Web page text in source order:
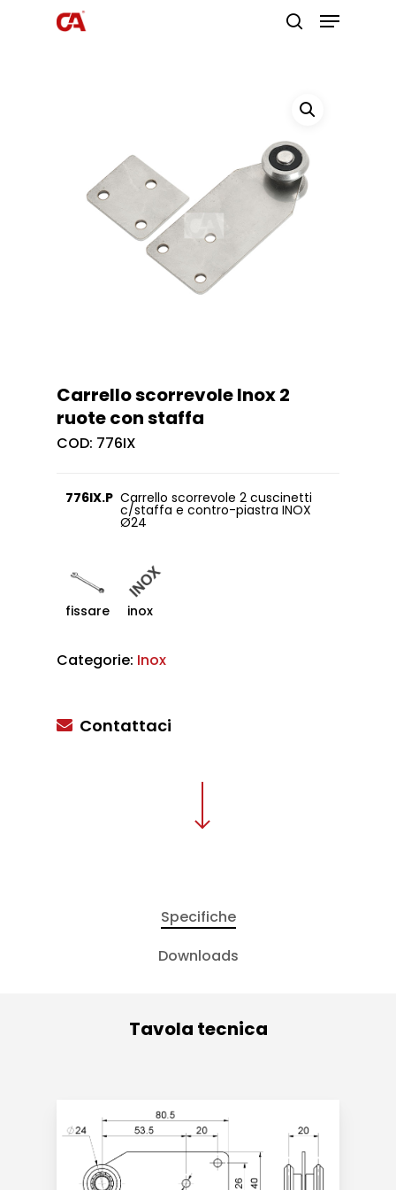
Carrello scorrevole Inox 2
ruote con staffa
COD: 776IX
776IX.P Carrello scorrevole 2 cuscinetti
c/staffa e contro-piastra INOX
Ø24
fissare inox
Categorie: Inox
Contattaci
Specifiche
Downloads
Tavola tecnica